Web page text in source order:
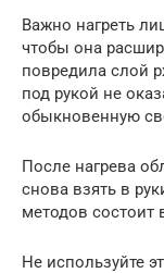
Важно нагреть
чтобы она
повредила слой
под рукой не
обыкновенную
После нагрева
снова взять в
методов состоит
Не используйте